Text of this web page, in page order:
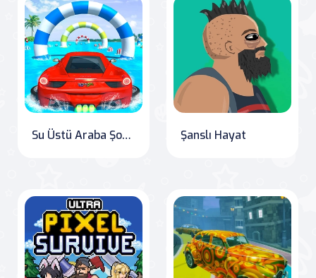
Su Üstü Araba Şovları Araba Yarış Oyunu Şanslı Hayat